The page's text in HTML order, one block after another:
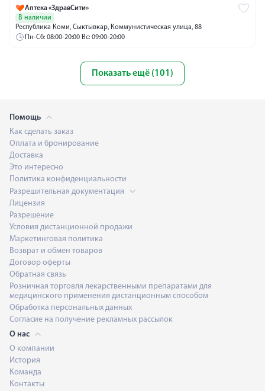
Аптека «ЗдравСити»
В наличии
Республика Коми, Сыктывкар, Коммунистическая улица, 88
Пн-Сб: 08:00-20:00 Вс: 09:00-20:00
Показать ещё (101)
Помощь
Как сделать заказ
Оплата и бронирование
Доставка
Это интересно
Политика конфиденциальности
Разрешительная документация
Лицензия
Разрешение
Условия дистанционной продажи
Маркетинговая политика
Возврат и обмен товаров
Договор оферты
Обратная связь
Розничная торговля лекарственными препаратами для
медицинского применения дистанционным способом
Обработка персональных данных
Согласие на получение рекламных рассылок
О нас
О компании
История
Команда
Контакты